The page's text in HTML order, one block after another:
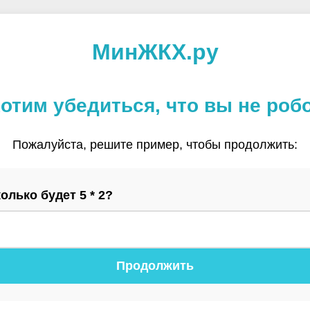
МинЖКХ.ру
убедиться, что вы не
Пожалуйста, решите пример, чтобы продолжить:
будет 5 * 2?
Продолжить